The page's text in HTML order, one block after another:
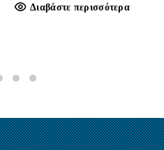
Διαβάστε περισσότερα